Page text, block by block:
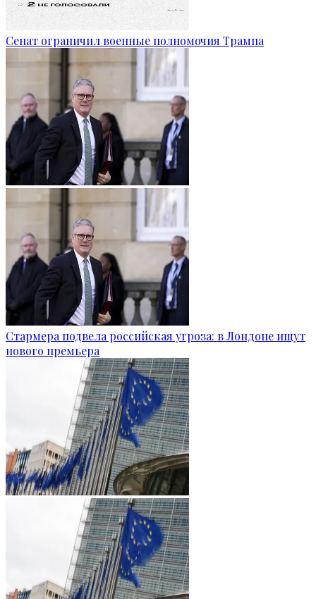
Сенат ограничил военные полномочия Трампа
Стармера подвела российская угроза: в Лондоне ищут
нового премьера